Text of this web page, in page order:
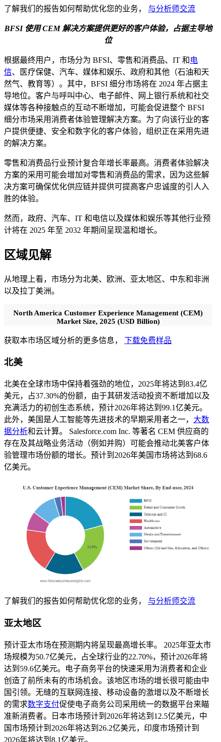
了解我们的报告如何帮助优化您的业务， 与分析师交流
BFSI 使用 CEM 解决方案提供更好的客户体验，占据主导地
位
根据最终用户，市场分为 BFSI、零售和消费品、IT 和 电
信、医疗保健、汽车、媒体和娱乐、政府和其他（石油和天
然气、教育等）。其中，BFSI 细分市场将在 2024 年占据主
导地位。客户与呼叫中心、电子邮件、网上银行系统和社交
媒体等各种接触点的互动不断增加，可能会促进整个 BFSI
细分市场采用消费者体验管理解决方案。为了向该行业的客
户提供便捷、安全和数字化的客户体验，组织正在采用先进
的解决方案。
零售和消费品行业预计复合年增长率最高。消费者体验解决
方案的采用可能会增加对零售和消费品的需求，因为这些解
决方案可确保优化供应链并提供可提高客户忠诚度的引人入
胜的体验。
然而，政府、汽车、IT 和电信以及媒体和娱乐等其他行业预
计将在 2025 年至 2032 年期间呈现温和增长。
区域见解
从地理上看，市场分为北美、欧洲、亚太地区、中东和非洲
以及拉丁美洲。
North America Customer Experience Management (CEM)
Market Size, 2025 (USD Billion)
获取本市场区域分析的更多信息， 下载免费样品
北美
北美在全球市场中保持着强劲的地位，2025年将达到83.4亿
美元，占37.30%的份额，由于其研发活动投资不断增加以及
充满活力的初创生态系统，预计2026年将达到99.1亿美元。
此外，美国是人工智能等先进技术的早期采用者之一， 大数
据分析和云计算。 Salesforce.com Inc. 等著名 CEM 供应商的
存在及其战略业务活动（例如并购）可能会推动北美客户体
验管理市场份额的增长。预计到2026年美国市场将达到68.6
亿美元。
了解我们的报告如何帮助优化您的业务， 与分析师交流
亚太地区
预计亚太市场在预测期内将呈现最高增长率。 2025年亚太市
场规模为50.7亿美元，占全球行业的22.70%，预计2026年将
达到59.6亿美元。电子商务平台的快速采用为消费者和企业
创造了前所未有的市场机会。该地区市场的增长很可能由中
国引领。无缝的互联网连接、移动设备的激增以及不断增长
的需求数字支付促使电子商务公司采用统一的数据平台来瞄
准新消费者。日本市场预计到2026年将达到12.5亿美元，中
国市场预计到2026年将达到26.2亿美元，印度市场预计到
2026年将达到8.1亿美元。